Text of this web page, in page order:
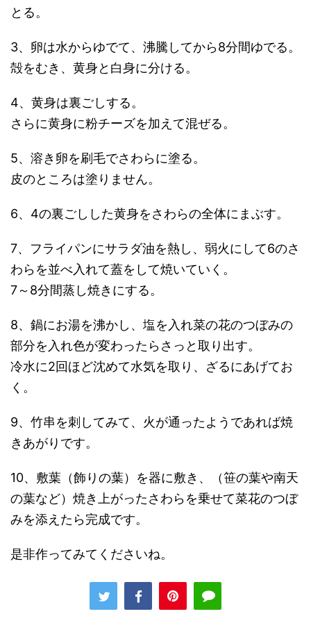
とる。
3、卵は水からゆでて、沸騰してから8分間ゆでる。
殻をむき、黄身と白身に分ける。
4、黄身は裏ごしする。
さらに黄身に粉チーズを加えて混ぜる。
5、溶き卵を刷毛でさわらに塗る。
皮のところは塗りません。
6、4の裏ごしした黄身をさわらの全体にまぶす。
7、フライパンにサラダ油を熱し、弱火にして6のさ
わらを並べ入れて蓋をして焼いていく。
7～8分間蒸し焼きにする。
8、鍋にお湯を沸かし、塩を入れ菜の花のつぼみの
部分を入れ色が変わったらさっと取り出す。
冷水に2回ほど沈めて水気を取り、ざるにあげてお
く。
9、竹串を刺してみて、火が通ったようであれば焼
きあがりです。
10、敷葉（飾りの葉）を器に敷き、（笹の葉や南天
の葉など）焼き上がったさわらを乗せて菜花のつぼ
みを添えたら完成です。
是非作ってみてくださいね。